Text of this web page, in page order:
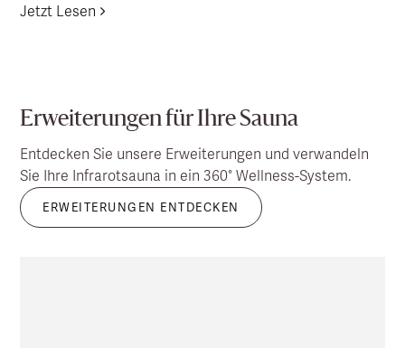
Jetzt Lesen
Erweiterungen für Ihre Sauna
Entdecken Sie unsere Erweiterungen und verwandeln
Sie Ihre Infrarotsauna in ein 360° Wellness-System.
ERWEITERUNGEN ENTDECKEN